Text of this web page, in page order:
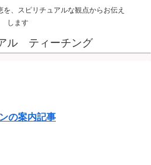
、スピリチュアルな観点からお伝え
します
ル ティーチング
の案内記事